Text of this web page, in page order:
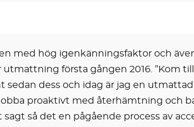
med hög igenkänningsfaktor och
första gången 2016. ”Kom
dess och idag är jag en
proaktivt med återhämtning och
så det en pågående process av